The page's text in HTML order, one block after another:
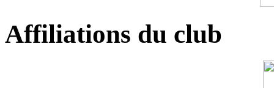
Affiliations du club